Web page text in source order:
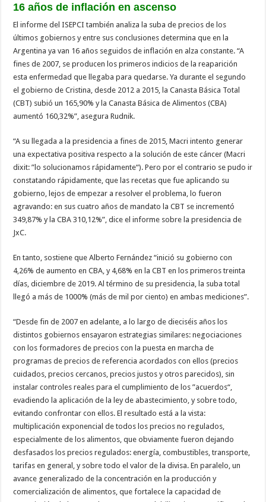
16 años de inflación en ascenso
El informe del ISEPCI también analiza la suba de precios de los
últimos gobiernos y entre sus conclusiones determina que en la
Argentina ya van 16 años seguidos de inflación en alza constante. “A
fines de 2007, se producen los primeros indicios de la reaparición
esta enfermedad que llegaba para quedarse. Ya durante el segundo
el gobierno de Cristina, desde 2012 a 2015, la Canasta Básica Total
(CBT) subió un 165,90% y la Canasta Básica de Alimentos (CBA)
aumentó 160,32%”, asegura Rudnik.
“A su llegada a la presidencia a fines de 2015, Macri intento generar
una expectativa positiva respecto a la solución de este cáncer (Macri
dixit: ”lo solucionamos rápidamente“). Pero por el contrario se pudo ir
constatando rápidamente, que las recetas que fue aplicando su
gobierno, lejos de empezar a resolver el problema, lo fueron
agravando: en sus cuatro años de mandato la CBT se incrementó
349,87% y la CBA 310,12%”, dice el informe sobre la presidencia de
JxC.
En tanto, sostiene que Alberto Fernández “inició su gobierno con
4,26% de aumento en CBA, y 4,68% en la CBT en los primeros treinta
días, diciembre de 2019. Al término de su presidencia, la suba total
llegó a más de 1000% (más de mil por ciento) en ambas mediciones”.
“Desde fin de 2007 en adelante, a lo largo de dieciséis años los
distintos gobiernos ensayaron estrategias similares: negociaciones
con los formadores de precios con la puesta en marcha de
programas de precios de referencia acordados con ellos (precios
cuidados, precios cercanos, precios justos y otros parecidos), sin
instalar controles reales para el cumplimiento de los ”acuerdos“,
evadiendo la aplicación de la ley de abastecimiento, y sobre todo,
evitando confrontar con ellos. El resultado está a la vista:
multiplicación exponencial de todos los precios no regulados,
especialmente de los alimentos, que obviamente fueron dejando
desfasados los precios regulados: energía, combustibles, transporte,
tarifas en general, y sobre todo el valor de la divisa. En paralelo, un
avance generalizado de la concentración en la producción y
comercialización de alimentos, que fortalece la capacidad de